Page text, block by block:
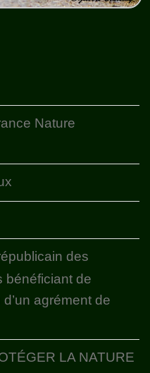
Nature
des
bénéficiant de
agrément de
LA NATURE